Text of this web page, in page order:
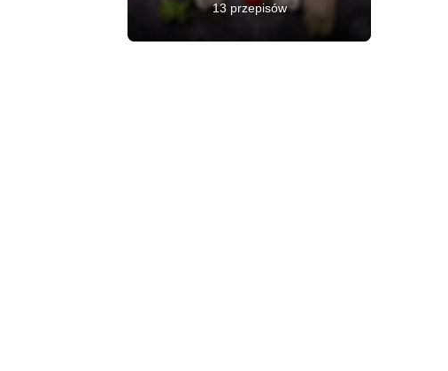
13 przepisów